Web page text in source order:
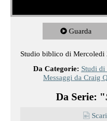
Guarda
Studio biblico di Mercoledi
Da Categorie: Studi di
Messaggi da Craig
Da Serie: "